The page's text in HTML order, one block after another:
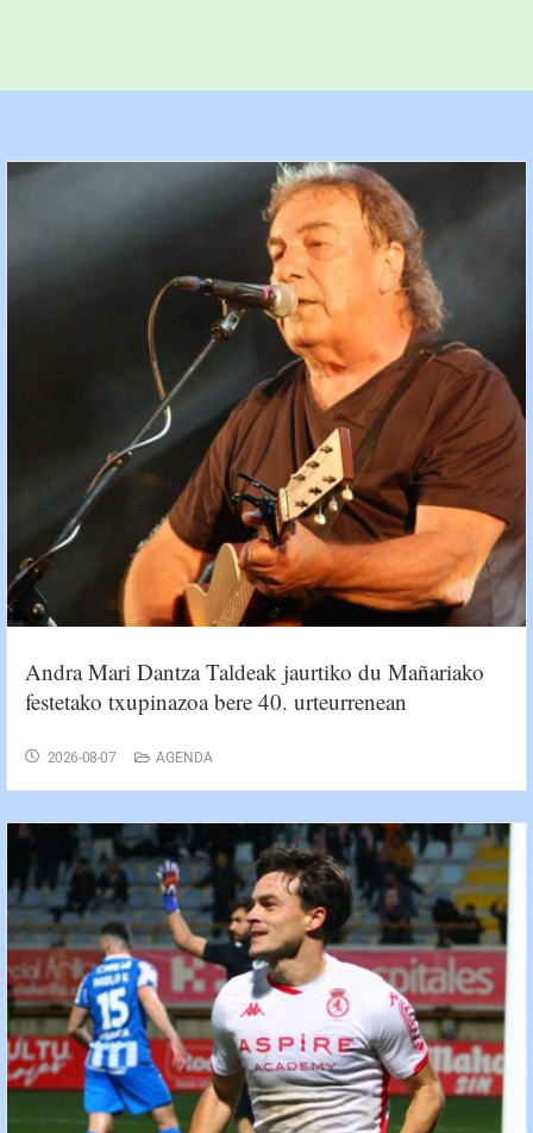
Andra Mari Dantza Taldeak jaurtiko du Mañariako
festetako txupinazoa bere 40. urteurrenean
2026-08-07 AGENDA